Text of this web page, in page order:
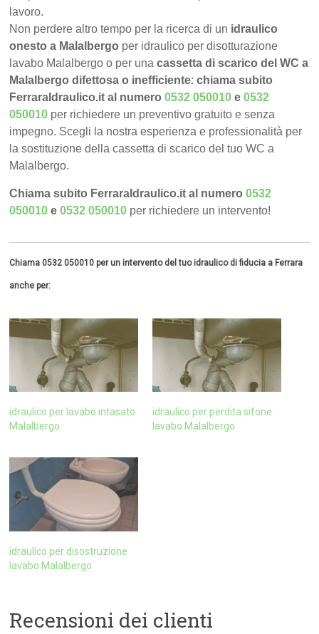
lavoro.
Non perdere altro tempo per la ricerca di un idraulico
onesto a Malalbergo per idraulico per disotturazione
lavabo Malalbergo o per unacassetta di scarico del WC a
Malalbergo difettosa o inefficiente:chiama subito
FerraraIdraulico.it al numero0532 050010 e0532
050010 per richiedere un preventivo gratuito e senza
impegno. Scegli la nostra esperienza e professionalità per
la sostituzione della cassetta di scarico del tuo WC a
Malalbergo.
Chiama subito FerraraIdraulico.it al numero0532
050010 e0532 050010 per richiedere un intervento!
Chiama 0532 050010 per un intervento del tuo idraulico di fiducia a Ferrara
anche per:
idraulico per lavabo intasato
Malalbergo
idraulico per perdita sifone
lavabo Malalbergo
idraulico per disostruzione
lavabo Malalbergo
Recensioni dei clienti